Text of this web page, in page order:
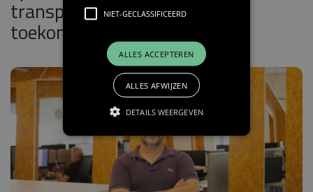
transportbedrijven
toekomstbestendig
NIET-GECLASSIFICEERD
ALLES ACCEPTEREN
ALLES AFWIJZEN
DETAILS WEERGEVEN